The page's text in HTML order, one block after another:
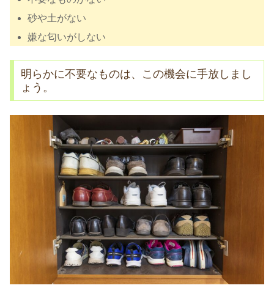
砂や土がない
嫌な匂いがしない
明らかに不要なものは、この機会に手放しまし
ょう。